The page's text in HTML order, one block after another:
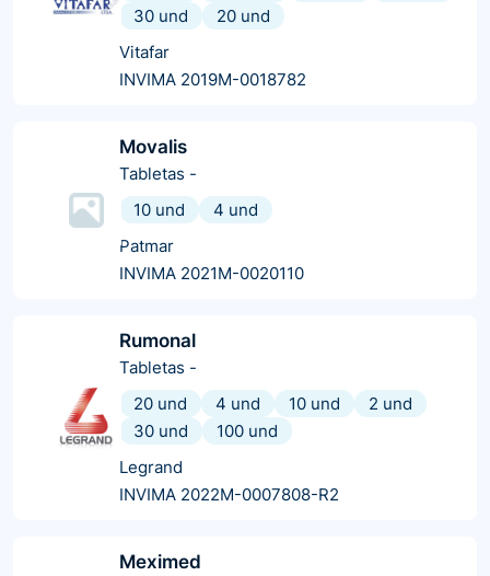
30 und
20 und
Vitafar
INVIMA 2019M-0018782
Movalis
Tabletas -
10 und
4 und
Patmar
INVIMA 2021M-0020110
Rumonal
Tabletas -
20 und
4 und 10 und
2 und
30 und
100 und
Legrand
INVIMA 2022M-0007808-R2
Meximed